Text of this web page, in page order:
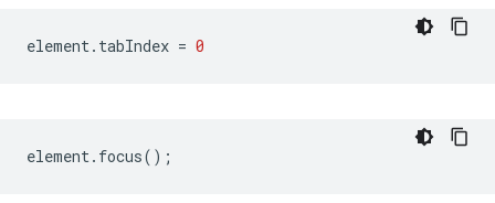
element . tabIndex = 0
element . focus();